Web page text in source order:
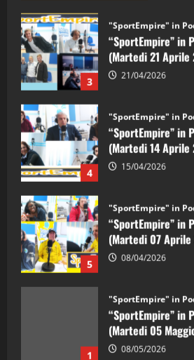
3
"SportEmpire" in
“SportEmpire” in
(Martedi 21
21/04/2026
4
"SportEmpire" in
“SportEmpire” in
(Martedi 14
15/04/2026
5
"SportEmpire" in
“SportEmpire” in
(Martedi 07
08/04/2026
1
"SportEmpire" in
“SportEmpire” in
(Martedi 05
08/05/2026